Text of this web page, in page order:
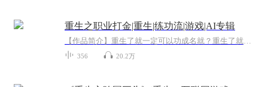
重生之职业打金|重生|练功流|游戏|AI专辑
【作品简介】重生了就一定可以功成名就？重生了就一定可以醉生梦死？不会炒股！不会金融！不买彩票！没有亿万家产，你拿什么成功？为了生活，先打金吧卖卖金币，倒腾装备，创建自己的工作室【作者简介】天缘无尽【购买须知】1、本作品为付费有声书，前35集...
356 20.2万